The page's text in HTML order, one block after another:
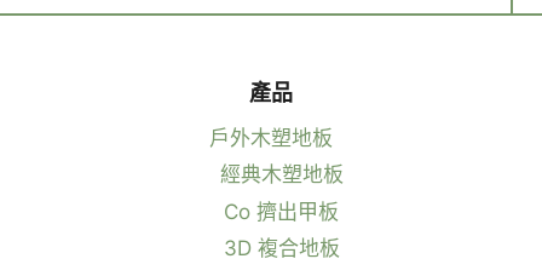
產品
戶外木塑地板
經典木塑地板
Co 擠出甲板
3D 複合地板